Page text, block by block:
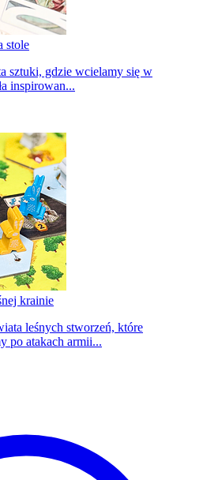
stole
sztuki, gdzie wcielamy się w
inspirowan...
krainie
leśnych stworzeń, które
po atakach armii...